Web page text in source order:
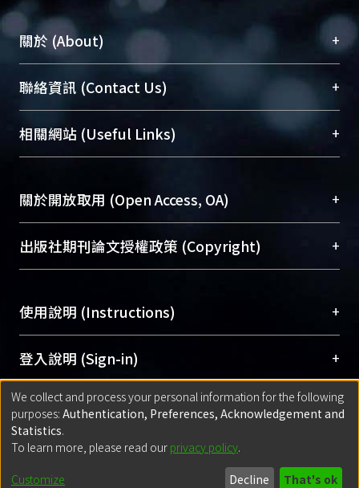
關於 (About) +
臺大位居世界頂尖大學之列，為永久珍藏及向國際
展現本校豐碩的研究成果及學術能量，圖書館整合
機構典藏（NTUR）與學術庫（AH）不同功能平
台，成為臺大學術典藏NTU scholars。期能整合研
成果。
To permanently archive and promote researcher
profiles and scholarly works, Library integrates the
services of “NTU Repository” with “Academic
聯絡資訊 (Contact Us) +
總館學科館員(Main Library)
醫學圖書館學科館員(Medical Library)
Sciences Library)
相關網站 (Useful Links) +
關於開放取用 (Open Access, OA) +
開放取用是從使用者角度提升資訊取用性的社會運
動，應用在學術研究上是透過將研究著作公開供使
用逐年攀升。同時可加速研究發展、提升研究影響
Archive）平台。 （點選深入了解OA）
出版社期刊論文授權政策 (Copyright) +
含部分內容的版權非匯入者所有，或由第三方贊
助與合作完成，請確認該版權所有者及第三方同
意提供此授權。
Please represent that the submission is your
original work, and that you have the right to
grant the rights to upload.
若欲上傳已出版的全文電子檔，可使用
policy finder
網站查詢，以確認出版單位之版權
使用說明 (Instructions) +
網站簡介(Quickstart Guide)
使用手冊(Instruction Manual)
線上預約服務(Booking Service)
登入說明 (Sign-in) +
方案一：臺灣大學計算機中心帳號登入
(With C&INC Email Account)
方案二：ORCID帳號登入(With ORCID)
匯入著作 (Submission) +
方案一：定期更新ORCID者，以ID匯入
for identifier (ORCID))
Built withDSpace-CRIS software
- Extension maintained and optimized
We collect and process your personal information for the following
purposes: Authentication, Preferences, Acknowledgement and
Statistics.
To learn more, please read our privacy policy.
Customize Decline That's ok